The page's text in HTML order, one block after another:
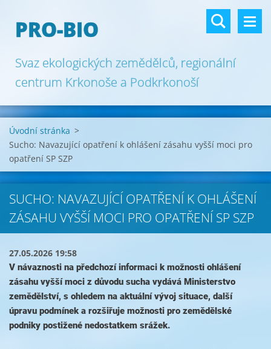
PRO-BIO
Svaz ekologických zemědělců, regionální
centrum Krkonoše a Podkrkonoší
Úvodní stránka >
Sucho: Navazující opatření k ohlášení zásahu vyšší moci pro
opatření SP SZP
SUCHO: NAVAZUJÍCÍ OPATŘENÍ K OHLÁŠENÍ
ZÁSAHU VYŠŠÍ MOCI PRO OPATŘENÍ SP SZP
27.05.2026 19:58
V návaznosti na předchozí informaci k možnosti ohlášení
zásahu vyšší moci z důvodu sucha vydává Ministerstvo
zemědělství, s ohledem na aktuální vývoj situace, další
úpravu podmínek a rozšiřuje možnosti pro zemědělské
podniky postižené nedostatkem srážek.